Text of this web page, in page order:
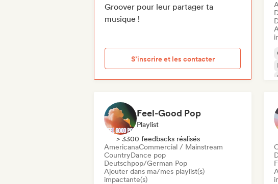
Groover pour leur partager ta
musique !
S’inscrire et les contacter
Feel-Good Pop
Playlist
> 3300 feedbacks réalisés
AmericanaCommercial / Mainstream
CountryDance pop
Deutschpop/German Pop
Ajouter dans ma/mes playlist(s)
impactante(s)